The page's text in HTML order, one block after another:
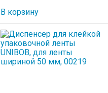
В корзину